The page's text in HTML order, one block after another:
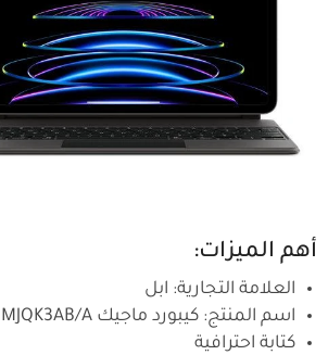
أهم الميزات:
العلامة التجارية: ابل
اسم المنتج: كيبورد ماجيك MJQK3AB/A
كتابة احترافية